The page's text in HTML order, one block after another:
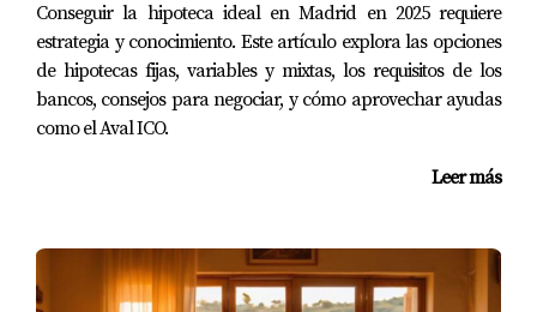
cambios para los propietarios en Alcalá de Henares. Si
planeas vender tu vivienda en los próximos años, es vital
estar informado sobre cómo estos cambios afectarán tus
finanzas. No dudes en utilizar herramientas como
obtener una visión clara sobre lo que puedes esperar.
por el Ayuntamiento para realizar tu autoliquidación
online; esto no solo te ahorrará tiempo sino que te
Conseguir la hipoteca ideal en Madrid en 2025 requiere
estrategia y conocimiento. Este artículo explora las opciones
de hipotecas fijas, variables y mixtas, los requisitos de los
bancos, consejos para negociar, y cómo aprovechar ayudas
como el Aval ICO.
Leer más